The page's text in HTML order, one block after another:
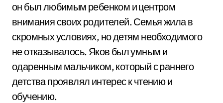
он был любимым ребенком и центром
внимания своих родителей. Семья жила в
скромных условиях, но детям необходимого
не отказывалось. Яков был умным и
одаренным мальчиком, который с раннего
детства проявлял интерес к чтению и
обучению.